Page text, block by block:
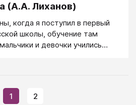
личности развиваваться
(А.А. Лиханов)
когда я поступил в первый
школы, обучение там
и девочки учились
думаю, не по одному мне
уж точно.
1 2